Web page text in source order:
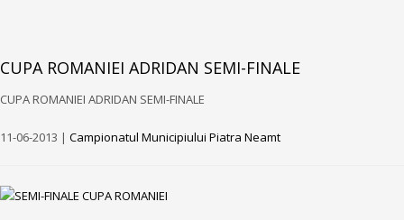
CUPA ROMANIEI ADRIDAN SEMI-FINALE
CUPA ROMANIEI ADRIDAN SEMI-FINALE
11-06-2013 | Campionatul Municipiului Piatra Neamt